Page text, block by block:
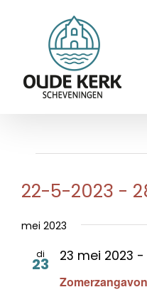
22-5-2023 -
een
datum.
mei 2023
di
23 23 mei 2023 -